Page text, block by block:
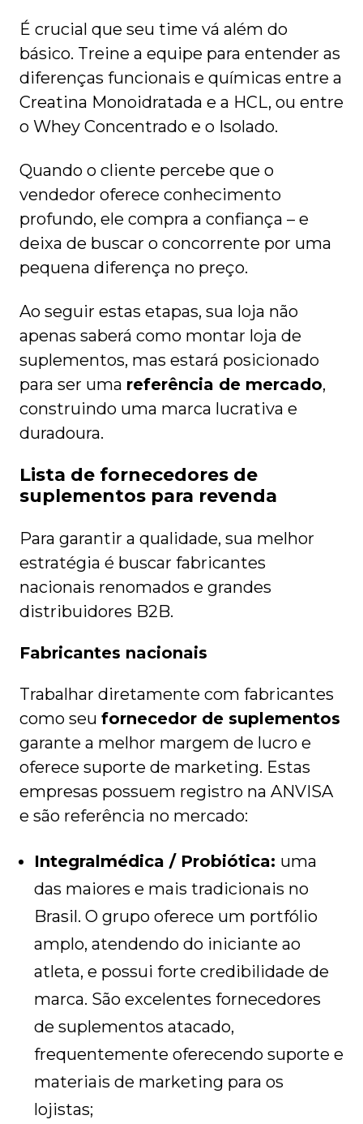
É crucial que seu time vá além do
básico. Treine a equipe para entender as
diferenças funcionais e químicas entre a
Creatina Monoidratada e a HCL, ou entre
o Whey Concentrado e o Isolado.
Quando o cliente percebe que o
vendedor oferece conhecimento
profundo, ele compra a confiança – e
deixa de buscar o concorrente por uma
pequena diferença no preço.
Ao seguir estas etapas, sua loja não
apenas saberá como montar loja de
suplementos, mas estará posicionado
para ser uma referência de mercado,
construindo uma marca lucrativa e
duradoura.
Lista de fornecedores de
suplementos para revenda
Para garantir a qualidade, sua melhor
estratégia é buscar fabricantes
nacionais renomados e grandes
distribuidores B2B.
Fabricantes nacionais
Trabalhar diretamente com fabricantes
como seu fornecedor de suplementos
garante a melhor margem de lucro e
oferece suporte de marketing. Estas
empresas possuem registro na ANVISA
e são referência no mercado:
Integralmédica / Probiótica: uma
das maiores e mais tradicionais no
Brasil. O grupo oferece um portfólio
amplo, atendendo do iniciante ao
atleta, e possui forte credibilidade de
marca. São excelentes fornecedores
de suplementos atacado,
frequentemente oferecendo suporte e
materiais de marketing para os
lojistas;